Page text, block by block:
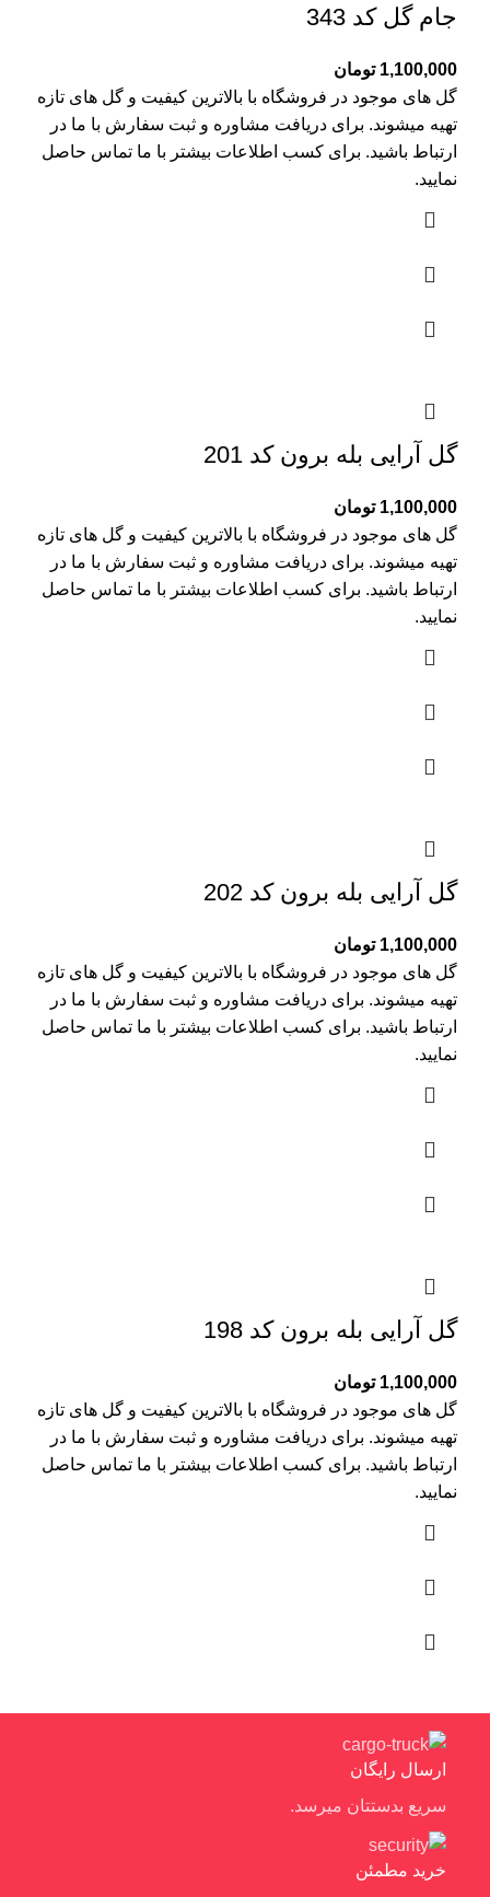
جام گل کد 343
1,100,000 تومان
گل های موجود در فروشگاه با بالاترین کیفیت و گل های تازه
تهیه میشوند. برای دریافت مشاوره و ثبت سفارش با ما در
ارتباط باشید. برای کسب اطلاعات بیشتر با ما تماس حاصل
نمایید.
گل آرایی بله برون کد 201
1,100,000 تومان
گل های موجود در فروشگاه با بالاترین کیفیت و گل های تازه
تهیه میشوند. برای دریافت مشاوره و ثبت سفارش با ما در
ارتباط باشید. برای کسب اطلاعات بیشتر با ما تماس حاصل
نمایید.
گل آرایی بله برون کد 202
1,100,000 تومان
گل های موجود در فروشگاه با بالاترین کیفیت و گل های تازه
تهیه میشوند. برای دریافت مشاوره و ثبت سفارش با ما در
ارتباط باشید. برای کسب اطلاعات بیشتر با ما تماس حاصل
نمایید.
گل آرایی بله برون کد 198
1,100,000 تومان
گل های موجود در فروشگاه با بالاترین کیفیت و گل های تازه
تهیه میشوند. برای دریافت مشاوره و ثبت سفارش با ما در
ارتباط باشید. برای کسب اطلاعات بیشتر با ما تماس حاصل
نمایید.
ارسال رایگان
سریع بدستتان میرسد.
خرید مطمئن